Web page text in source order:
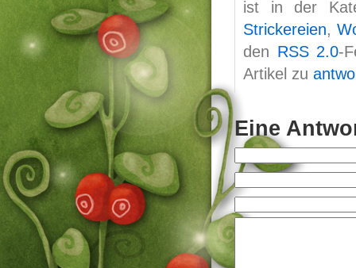
ist in der
Strickereien,
den RSS 2.0-
Artikel zu
Eine